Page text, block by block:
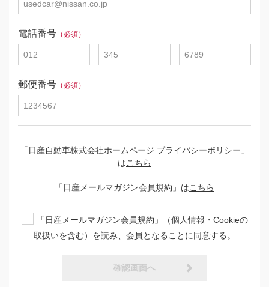
電話番号 （必須）
- -
郵便番号 （必須）
「日産自動車株式会社ホームページ プライバシーポリシー」
はこちら
「日産メールマガジン会員規約」はこちら
「日産メールマガジン会員規約」（個人情報・Cookieの
取扱いを含む）を読み、会員となることに同意する。
確認画面へ